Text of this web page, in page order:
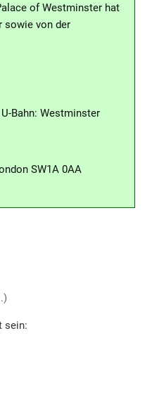
of Westminster hat
sowie von der
U-Bahn: Westminster
SW1A 0AA
sein: